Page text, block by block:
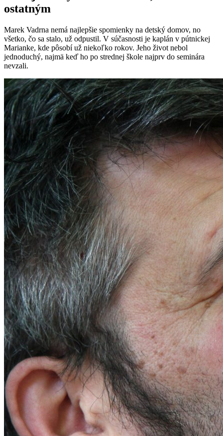
ostatným
Marek Vadrna nemá najlepšie spomienky na detský domov, no
všetko, čo sa stalo, už odpustil. V súčasnosti je kaplán v pútnickej
Marianke, kde pôsobí už niekoľko rokov. Jeho život nebol
jednoduchý, najmä keď ho po strednej škole najprv do seminára
nevzali.